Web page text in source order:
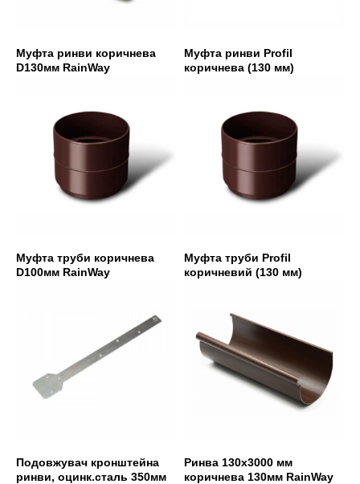
Муфта ринви коричнева
D130мм RainWay
Муфта ринви Profil
коричнева (130 мм)
Муфта труби коричнева
D100мм RainWay
Муфта труби Profil
коричневий (130 мм)
Подовжувач кронштейна
ринви, оцинк.сталь 350мм
Ринва 130х3000 мм
коричнева 130мм RainWay